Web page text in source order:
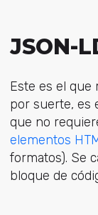
JSON-
Este es el que
por suerte, es
que no
elementos
formatos). Se
bloque de